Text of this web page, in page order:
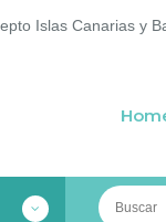
Islas Canarias y